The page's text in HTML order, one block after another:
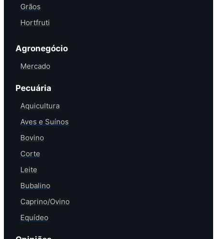
Grãos
Hortfruti
Agronegócio
Mercado
Pecuária
Aquicultura
Aves e Suínos
Bovino
Corte
Leite
Bubalino
Caprino/Ovino
Equídeo